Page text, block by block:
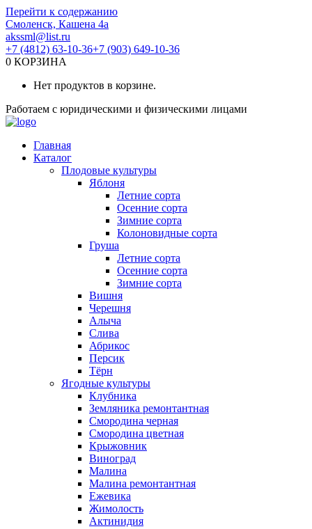
Перейти к содержанию
Смоленск, Кашена 4а
akssml@list.ru
+7 (4812) 63-10-36+7 (903) 649-10-36
0 КОРЗИНА
Нет продуктов в корзине.
Работаем с юридическими и физическими лицами
Главная
Каталог
Плодовые культуры
Яблоня
Летние сорта
Осенние сорта
Зимние сорта
Колоновидные сорта
Груша
Летние сорта
Осенние сорта
Зимние сорта
Вишня
Черешня
Алыча
Слива
Абрикос
Персик
Тёрн
Ягодные культуры
Клубника
Земляника ремонтантная
Смородина черная
Смородина цветная
Крыжовник
Виноград
Малина
Малина ремонтантная
Ежевика
Жимолость
Актинидия